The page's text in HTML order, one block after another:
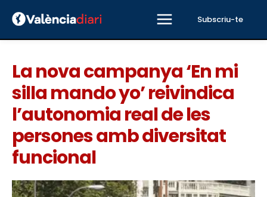
Subscriu-te
La nova campanya ‘En mi
silla mando yo’ reivindica
l’autonomia real de les
persones amb diversitat
funcional